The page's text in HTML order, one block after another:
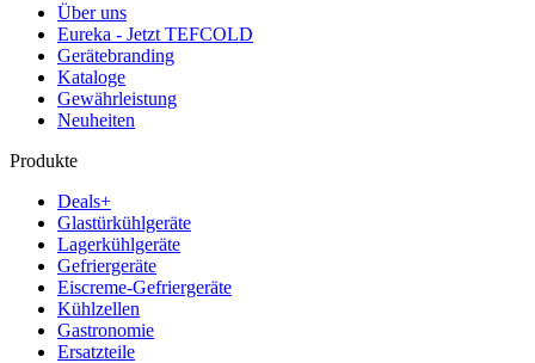
Über uns
Eureka - Jetzt TEFCOLD
Gerätebranding
Kataloge
Gewährleistung
Neuheiten
Produkte
Deals+
Glastürkühlgeräte
Lagerkühlgeräte
Gefriergeräte
Eiscreme-Gefriergeräte
Kühlzellen
Gastronomie
Ersatzteile